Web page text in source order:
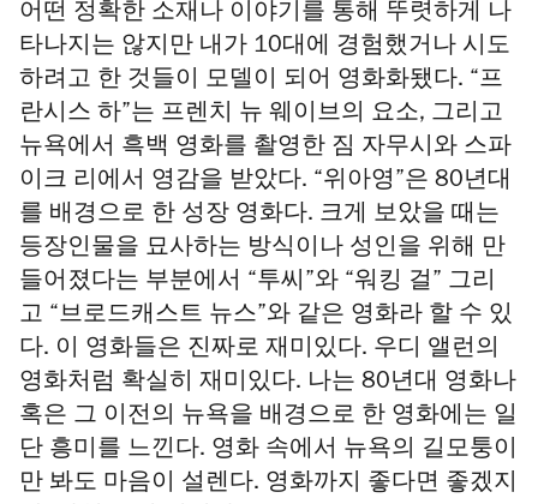
어떤 정확한 소재나 이야기를 통해 뚜렷하게 나
타나지는 않지만 내가 10대에 경험했거나 시도
하려고 한 것들이 모델이 되어 영화화됐다. “프
란시스 하”는 프렌치 뉴 웨이브의 요소, 그리고
뉴욕에서 흑백 영화를 촬영한 짐 자무시와 스파
이크 리에서 영감을 받았다. “위아영”은 80년대
를 배경으로 한 성장 영화다. 크게 보았을 때는
등장인물을 묘사하는 방식이나 성인을 위해 만
들어졌다는 부분에서 “투씨”와 “워킹 걸” 그리
고 “브로드캐스트 뉴스”와 같은 영화라 할 수 있
다. 이 영화들은 진짜로 재미있다. 우디 앨런의
영화처럼 확실히 재미있다. 나는 80년대 영화나
혹은 그 이전의 뉴욕을 배경으로 한 영화에는 일
단 흥미를 느낀다. 영화 속에서 뉴욕의 길모퉁이
만 봐도 마음이 설렌다. 영화까지 좋다면 좋겠지